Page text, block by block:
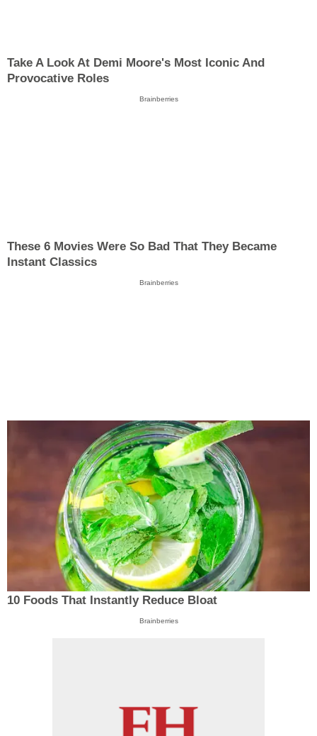
Take A Look At Demi Moore's Most Iconic And
Provocative Roles
Brainberries
These 6 Movies Were So Bad That They Became
Instant Classics
Brainberries
10 Foods That Instantly Reduce Bloat
Brainberries